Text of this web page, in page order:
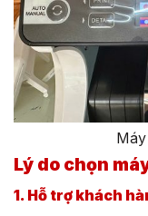
Lý do chọn
1. Hỗ trợ khách